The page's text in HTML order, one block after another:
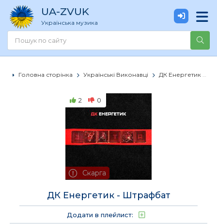
UA-ZVUK
Українська музика
Головна сторінка Українські Виконавці ДК Енергетик
2 0
Скарга
ДК Енергетик - Штрафбат
Додати в плейлист: